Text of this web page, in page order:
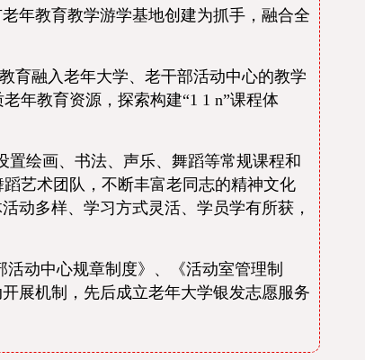
年教育教学游学基地创建为抓手，融合全
育融入老年大学、老干部活动中心的教学
年教育资源，探索构建“1 1 n”课程体
绘画、书法、声乐、舞蹈等常规课程和
艺术团队，不断丰富老同志的精神文化
动多样、学习方式灵活、学员学有所获，
动中心规章制度》、《活动室管理制
展机制，先后成立老年大学银发志愿服务